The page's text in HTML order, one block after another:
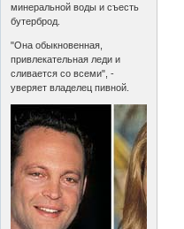
минеральной воды и съесть
бутерброд.
"Она обыкновенная,
привлекательная леди и
сливается со всеми", -
уверяет владелец пивной.